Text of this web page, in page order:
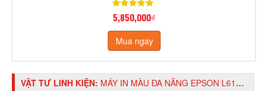
5,850,000₫
Mua ngay
VẬT TƯ LINH KIỆN: MÁY IN MÀU ĐA NĂNG EPSON L6190 WIFI